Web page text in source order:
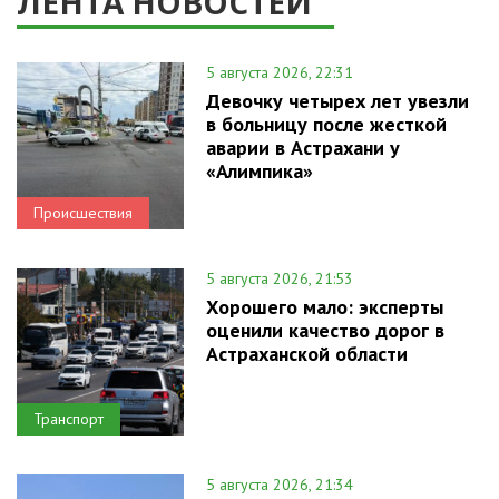
Происшествия
5 августа 2026, 22:31
Девочку четырех лет увезли
в больницу после жесткой
аварии в Астрахани у
«Алимпика»
Транспорт
5 августа 2026, 21:53
Хорошего мало: эксперты
оценили качество дорог в
Астраханской области
5 августа 2026, 21:34